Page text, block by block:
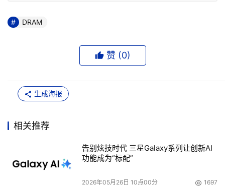
DRAM
赞 (0)
生成海报
相关推荐
告别炫技时代 三星Galaxy系列让创新AI
功能成为“标配”
2026年05月26日 10点00分 1697